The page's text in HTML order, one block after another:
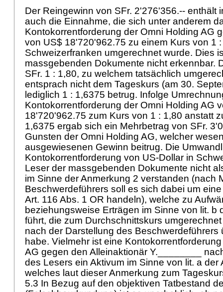
Der Reingewinn von SFr. 2'276'356.-- enthält
auch die Einnahme, die sich unter anderem
Kontokorrentforderung der Omni Holding AG
von US$ 18'720'962.75 zu einem Kurs von 1
Schweizerfranken umgerechnet wurde. Dies
massgebenden Dokumente nicht erkennbar.
SFr. 1 : 1,80, zu welchem tatsächlich
entsprach nicht dem Tageskurs (am 30.
lediglich 1 : 1,6375 betrug. Infolge
Kontokorrentforderung der Omni Holding AG
18'720'962.75 zum Kurs von 1 : 1,80 anstatt
1,6375 ergab sich ein Mehrbetrag von SFr.
Gunsten der Omni Holding AG, welcher
ausgewiesenen Gewinn beitrug. Die
Kontokorrentforderung von US-Dollar in
Leser der massgebenden Dokumente nicht
im Sinne der Anmerkung 2 verstanden (nach
Beschwerdeführers soll es sich dabei um
Art. 116 Abs. 1 OR handeln), welche zu
beziehungsweise Erträgen im Sinne von lit. b
führt, die zum Durchschnittskurs
nach der Darstellung des Beschwerdeführers
habe. Vielmehr ist eine
AG gegen den Alleinaktionär Y.________
des Lesers ein Aktivum im Sinne von lit. a der
welches laut dieser Anmerkung zum
5.3 In Bezug auf den objektiven Tatbestand